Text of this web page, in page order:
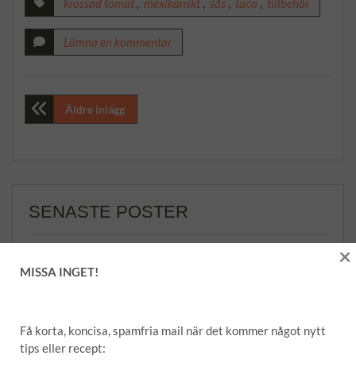
krossad tomat , mexikanskt , sås , taco , tillbehör
Lämna en kommentar
Inläggsnavigering
Äldre inlägg
SENASTE POSTER
Bas för rub/grillkrydda
MISSA INGET!
Få korta, koncisa, spamfria mail när det kommer något nytt
tips eller recept:
×